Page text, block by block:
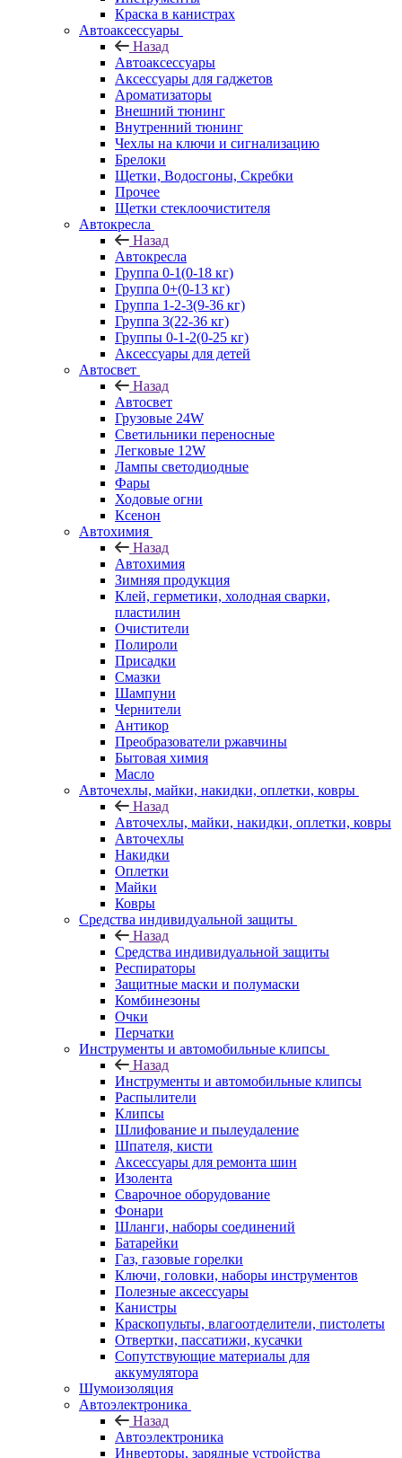
Краска в канистрах
Автоаксессуары
Назад
Автоаксессуары
Аксессуары для гаджетов
Ароматизаторы
Внешний тюнинг
Внутренний тюнинг
Чехлы на ключи и сигнализацию
Брелоки
Щетки, Водосгоны, Скребки
Прочее
Щетки стеклоочистителя
Автокресла
Назад
Автокресла
Группа 0-1(0-18 кг)
Группа 0+(0-13 кг)
Группа 1-2-3(9-36 кг)
Группа 3(22-36 кг)
Группы 0-1-2(0-25 кг)
Аксессуары для детей
Автосвет
Назад
Автосвет
Грузовые 24W
Светильники переносные
Легковые 12W
Лампы светодиодные
Фары
Ходовые огни
Ксенон
Автохимия
Назад
Автохимия
Зимняя продукция
Клей, герметики, холодная сварки,
пластилин
Очистители
Полироли
Присадки
Смазки
Шампуни
Чернители
Антикор
Преобразователи ржавчины
Бытовая химия
Масло
Авточехлы, майки, накидки, оплетки, ковры
Назад
Авточехлы, майки, накидки, оплетки, ковры
Авточехлы
Накидки
Оплетки
Майки
Ковры
Средства индивидуальной защиты
Назад
Средства индивидуальной защиты
Респираторы
Защитные маски и полумаски
Комбинезоны
Очки
Перчатки
Инструменты и автомобильные клипсы
Назад
Инструменты и автомобильные клипсы
Распылители
Клипсы
Шлифование и пылеудаление
Шпателя, кисти
Аксессуары для ремонта шин
Изолента
Сварочное оборудование
Фонари
Шланги, наборы соединений
Батарейки
Газ, газовые горелки
Ключи, головки, наборы инструментов
Полезные аксессуары
Канистры
Краскопульты, влагоотделители, пистолеты
Отвертки, пассатижи, кусачки
Сопутствующие материалы для
аккумулятора
Шумоизоляция
Автоэлектроника
Назад
Автоэлектроника
Инверторы, зарядные устройства